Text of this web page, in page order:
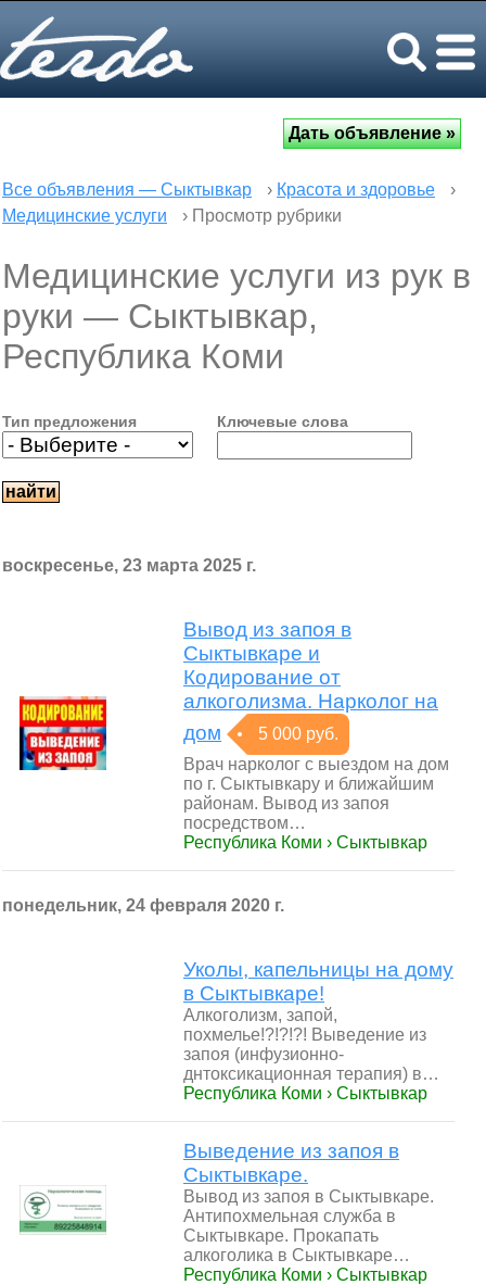
Все объявления — Сыктывкар › Красота и здоровье
›
Медицинские услуги
› Просмотр рубрики
Медицинские услуги из рук в
руки — Сыктывкар,
Республика Коми
Тип предложения Ключевые слова
воскресенье, 23 марта 2025 г.
Вывод из запоя в
Сыктывкаре и
Кодирование от
алкоголизма. Нарколог на
дом
5 000 руб.
Врач нарколог с выездом на дом
по г. Сыктывкару и ближайшим
районам. Вывод из запоя
посредством…
Республика Коми › Сыктывкар
понедельник, 24 февраля 2020 г.
Уколы, капельницы на дому
в Сыктывкаре!
Алкоголизм, запой,
похмелье!?!?!?! Выведение из
запоя (инфузионно-
днтоксикационная терапия) в…
Республика Коми › Сыктывкар
Выведение из запоя в
Сыктывкаре.
Вывод из запоя в Сыктывкаре.
Антипохмельная служба в
Сыктывкаре. Прокапать
алкоголика в Сыктывкаре…
Республика Коми › Сыктывкар